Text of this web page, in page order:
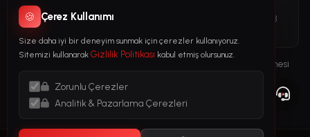
Vergi No: 611281456
Adalet Mah. Manas Blv. Folkart Towers No: 39 İç Kapı No: 3408
İzmir, Türkiye
Abonelik Sözleşmesi
Kara Para Aklama ile Mücadele (AML) Politikası
🍪 Çerez Kullanımı
Size daha iyi bir deneyim sunmak için çerezler kullanıyoruz.
Sitemizi kullanarak Gizlilik Politikası kabul etmiş olursunuz.
Zorunlu Çerezler
Analitik & Pazarlama Çerezleri